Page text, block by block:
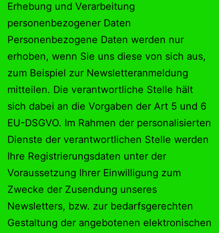
Erhebung und Verarbeitung
personenbezogener Daten
Personenbezogene Daten werden nur
erhoben, wenn Sie uns diese von sich aus,
zum Beispiel zur Newsletteranmeldung
mitteilen. Die verantwortliche Stelle hält
sich dabei an die Vorgaben der Art 5 und 6
EU-DSGVO. Im Rahmen der personalisierten
Dienste der verantwortlichen Stelle werden
Ihre Registrierungsdaten unter der
Voraussetzung Ihrer Einwilligung zum
Zwecke der Zusendung unseres
Newsletters, bzw. zur bedarfsgerechten
Gestaltung der angebotenen elektronischen